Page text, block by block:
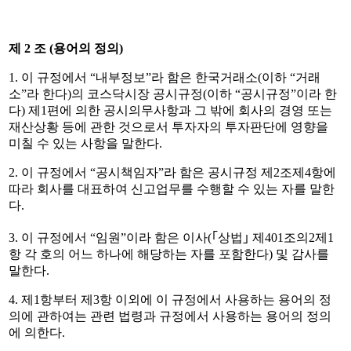
제 2 조 (용어의 정의 )
1. 이 규정에서 “내부정보”라 함은 한국거래소(이하 “거래
소”라 한다)의 코스닥시장 공시규정(이하 “공시규정”이라 한
다) 제 1 편에 의한 공시의무사항과 그 밖에 회사의 경영 또는
재산상황 등에 관한 것으로서 투자자의 투자판단에 영향을
미칠 수 있는 사항을 말한다.
2. 이 규정에서 “공시책임자”라 함은 공시규정 제 2조제 4항에
따라 회사를 대표하여 신고업무를 수행할 수 있는 자를 말한
다.
3. 이 규정에서 “임원”이라 함은 이사(｢ 상법 ｣ 제 401 조의 2제 1
항 각 호의 어느 하나에 해당하는 자를 포함한다) 및 감사를
말한다.
4. 제 1 항부터 제 3항 이외에 이 규정에서 사용하는 용어의 정
의에 관하여는 관련 법령과 규정에서 사용하는 용어의 정의
에 의한다.